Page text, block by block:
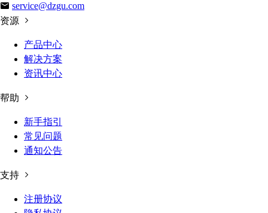
service@dzgu.com
资源
产品中心
解决方案
资讯中心
帮助
新手指引
常见问题
通知公告
支持
注册协议